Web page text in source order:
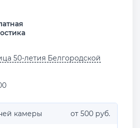
50-летия Белгородской
камеры от 500 руб.